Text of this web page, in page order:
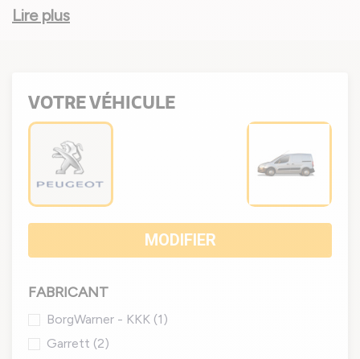
Lire plus
VOTRE VÉHICULE
MODIFIER
FABRICANT
BorgWarner - KKK (1)
Garrett (2)